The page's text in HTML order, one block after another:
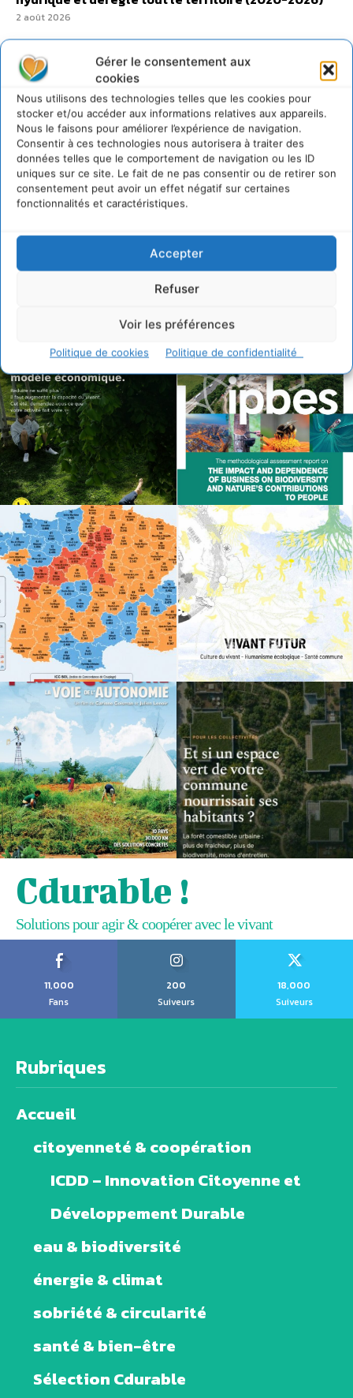
Gérer le consentement aux
cookies
Nous utilisons des technologies telles que les cookies pour
stocker et/ou accéder aux informations relatives aux appareils.
Nous le faisons pour améliorer l’expérience de navigation.
Consentir à ces technologies nous autorisera à traiter des
données telles que le comportement de navigation ou les ID
uniques sur ce site. Le fait de ne pas consentir ou de retirer son
consentement peut avoir un effet négatif sur certaines
fonctionnalités et caractéristiques.
Accepter
Refuser
Voir les préférences
Politique de cookies Politique de confidentialité
2 août 2026
@cdurableinfo
273Suiveurs
Suivre
Cdurable !
Solutions pour agir & coopérer avec le vivant
11,000
Fans
200
Suiveurs
18,000
Suiveurs
Rubriques
Accueil
citoyenneté & coopération
ICDD – Innovation Citoyenne et
Développement Durable
eau & biodiversité
énergie & climat
sobriété & circularité
santé & bien-être
Sélection Cdurable